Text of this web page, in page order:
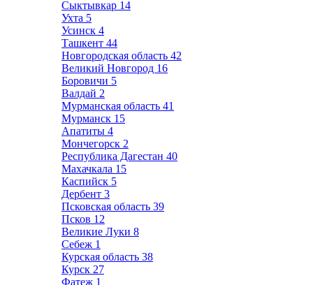
Сыктывкар 14
Ухта 5
Усинск 4
Ташкент 44
Новгородская область 42
Великий Новгород 16
Боровичи 5
Валдай 2
Мурманская область 41
Мурманск 15
Апатиты 4
Мончегорск 2
Республика Дагестан 40
Махачкала 15
Каспийск 5
Дербент 3
Псковская область 39
Псков 12
Великие Луки 8
Себеж 1
Курская область 38
Курск 27
Фатеж 1